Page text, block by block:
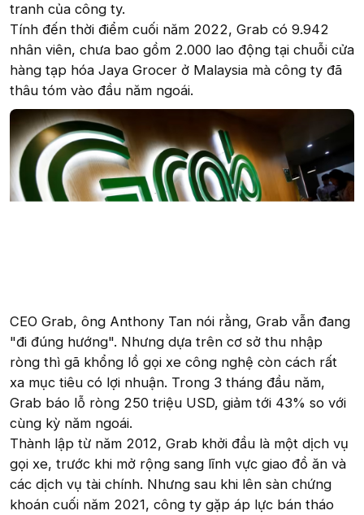
tranh của công ty.
Tính đến thời điểm cuối năm 2022, Grab có 9.942
nhân viên, chưa bao gồm 2.000 lao động tại chuỗi cửa
hàng tạp hóa Jaya Grocer ở Malaysia mà công ty đã
thâu tóm vào đầu năm ngoái.
CEO Grab, ông Anthony Tan nói rằng, Grab vẫn đang
"đi đúng hướng". Nhưng dựa trên cơ sở thu nhập
ròng thì gã khổng lồ gọi xe công nghệ còn cách rất
xa mục tiêu có lợi nhuận. Trong 3 tháng đầu năm,
Grab báo lỗ ròng 250 triệu USD, giảm tới 43% so với
cùng kỳ năm ngoái.
Thành lập từ năm 2012, Grab khởi đầu là một dịch vụ
gọi xe, trước khi mở rộng sang lĩnh vực giao đồ ăn và
các dịch vụ tài chính. Nhưng sau khi lên sàn chứng
khoán cuối năm 2021, công ty gặp áp lực bán tháo